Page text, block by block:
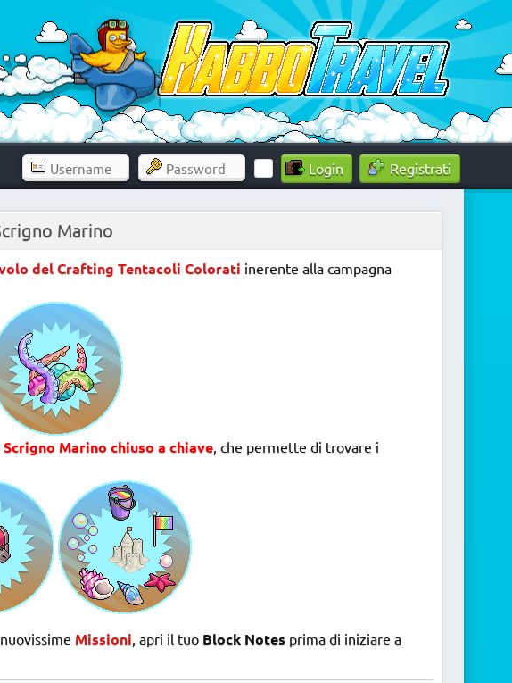
Registrati
Marino
del Crafting Tentacoli Colorati inerente alla campagna
Scrigno Marino chiuso a chiave, che permette di trovare i
Missioni, apri il tuo Block Notes prima di iniziare a